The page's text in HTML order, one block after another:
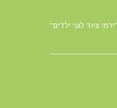
"ירמי ציוד לגני ילדים"